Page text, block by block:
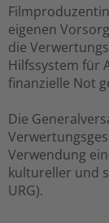
eigenen
die
Hilfssystem für
finanzielle Not
Die
Verwendung
kultureller und
URG).